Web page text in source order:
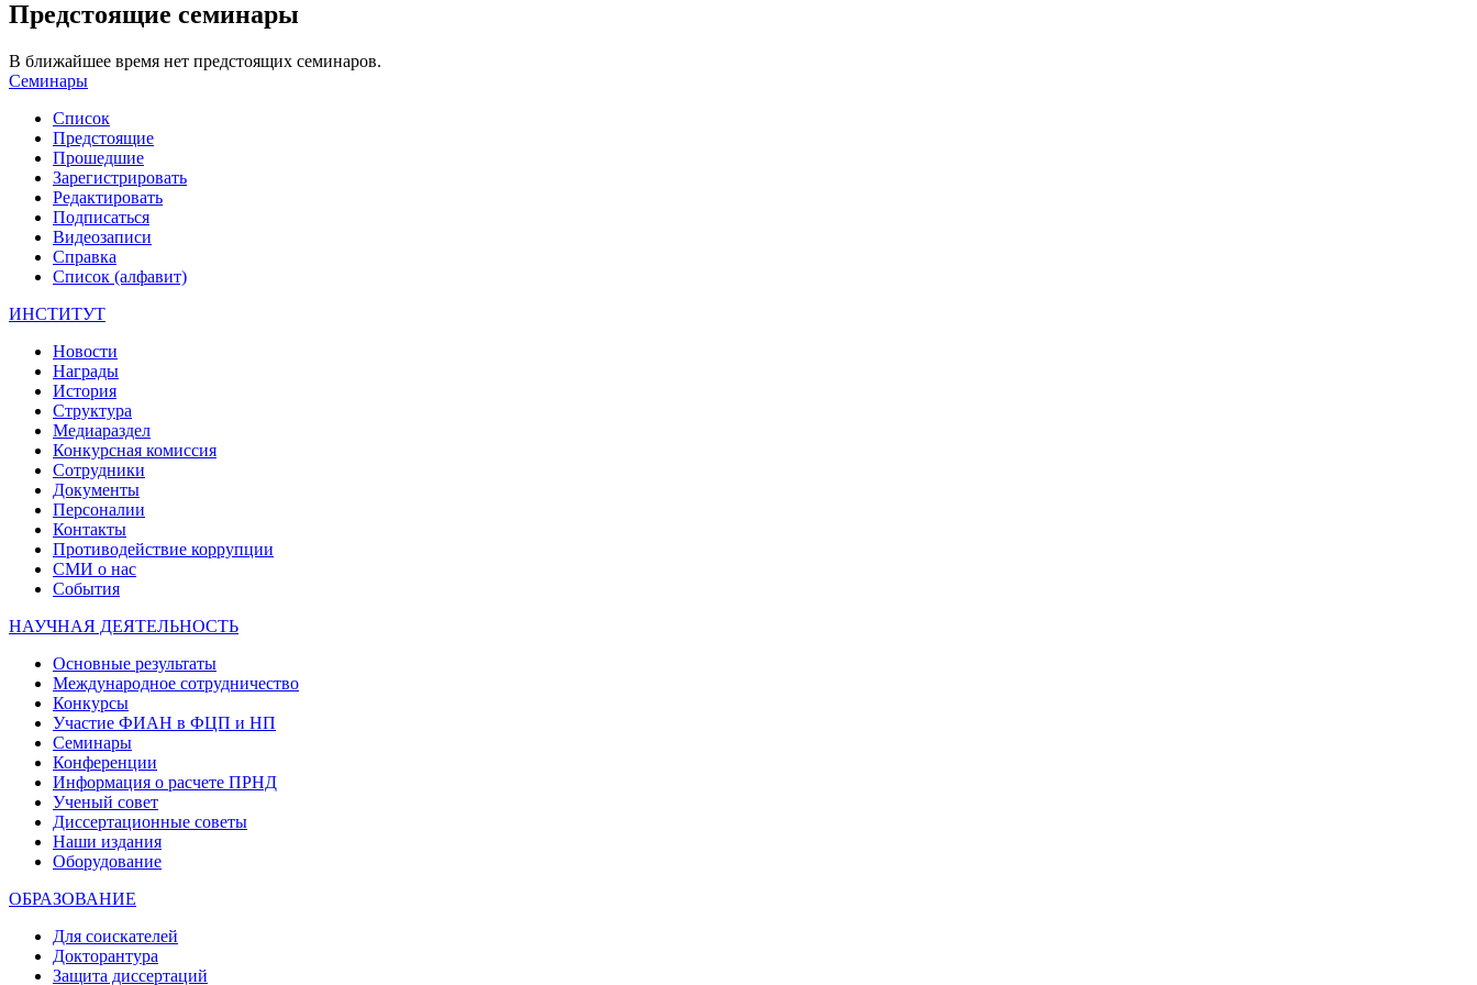
Предстоящие семинары
В ближайшее время нет предстоящих семинаров.
Семинары
Список
Предстоящие
Прошедшие
Зарегистрировать
Редактировать
Подписаться
Видеозаписи
Справка
Список (алфавит)
ИНСТИТУТ
Новости
Награды
История
Структура
Медиараздел
Конкурсная комиссия
Сотрудники
Документы
Персоналии
Контакты
Противодействие коррупции
СМИ о нас
События
НАУЧНАЯ ДЕЯТЕЛЬНОСТЬ
Основные результаты
Международное сотрудничество
Конкурсы
Участие ФИАН в ФЦП и НП
Семинары
Конференции
Информация о расчете ПРНД
Ученый совет
Диссертационные советы
Наши издания
Оборудование
ОБРАЗОВАНИЕ
Для соискателей
Докторантура
Защита диссертаций